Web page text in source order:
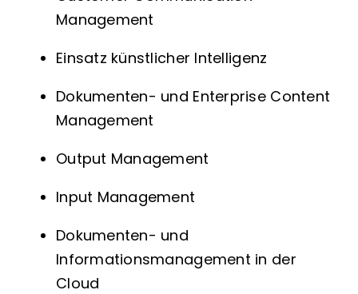
Management
Einsatz künstlicher Intelligenz
Dokumenten- und Enterprise Content
Management
Output Management
Input Management
Dokumenten- und
Informationsmanagement in der
Cloud